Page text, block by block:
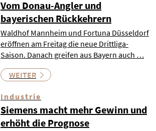
Vom Donau-Angler und
bayerischen Rückkehrern
Waldhof Mannheim und Fortuna Düsseldorf
eröffnen am Freitag die neue Drittliga-
Saison. Danach greifen aus Bayern auch …
WEITER
Industrie
Siemens macht mehr Gewinn und
erhöht die Prognose